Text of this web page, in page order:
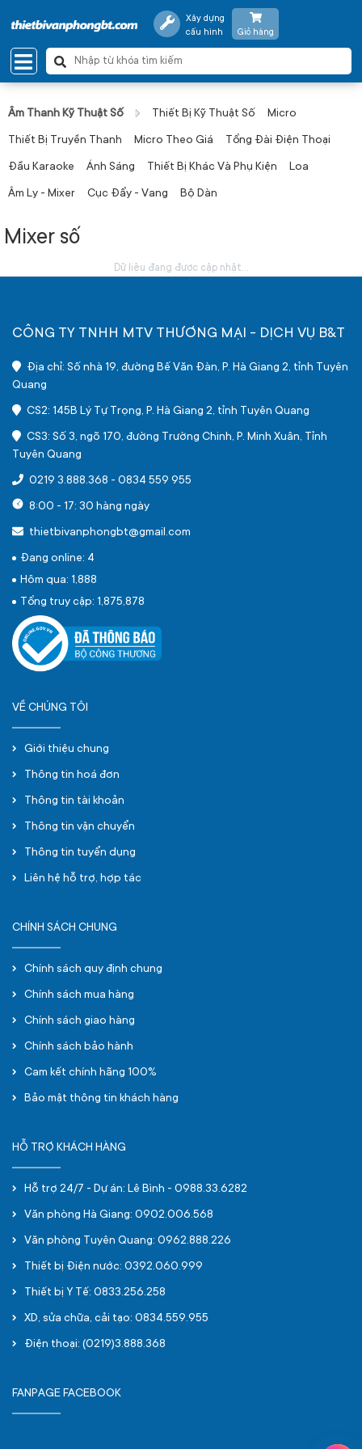
Xây dựng
cấu hình
Giỏ hàng
Âm Thanh Kỹ Thuật Số Thiết Bị Kỹ Thuật Số Micro
Thiết Bị Truyền Thanh Micro Theo Giá Tổng Đài Điện Thoại
Đầu Karaoke Ánh Sáng Thiết Bị Khác Và Phụ Kiện Loa
Âm Ly - Mixer Cục Đẩy - Vang Bộ Dàn
Mixer số
Dữ liệu đang được cập nhật...
CÔNG TY TNHH MTV THƯƠNG MẠI - DỊCH VỤ B&T
Địa chỉ: Số nhà 19, đường Bế Văn Đàn, P. Hà Giang 2, tỉnh Tuyên
Quang
CS2: 145B Lý Tự Trọng, P. Hà Giang 2, tỉnh Tuyên Quang
CS3: Số 3, ngõ 170, đường Trường Chinh, P. Minh Xuân, Tỉnh
Tuyên Quang
0219 3.888.368 - 0834 559 955
8:00 - 17: 30 hàng ngày
thietbivanphongbt@gmail.com
Đang online: 4
Hôm qua: 1,888
Tổng truy cập: 1,875,878
VỀ CHÚNG TÔI
Giới thiệu chung
Thông tin hoá đơn
Thông tin tài khoản
Thông tin vận chuyển
Thông tin tuyển dụng
Liên hệ hỗ trợ, hợp tác
CHÍNH SÁCH CHUNG
Chính sách quy định chung
Chính sách mua hàng
Chính sách giao hàng
Chính sách bảo hành
Cam kết chính hãng 100%
Bảo mật thông tin khách hàng
HỖ TRỢ KHÁCH HÀNG
Hỗ trợ 24/7 - Dự án: Lê Bình - 0988.33.6282
Văn phòng Hà Giang: 0902.006.568
Văn phòng Tuyên Quang: 0962.888.226
Thiết bị Điện nước: 0392.060.999
Thiết bị Y Tế: 0833.256.258
XD, sửa chữa, cải tạo: 0834.559.955
Điện thoại: (0219)3.888.368
FANPAGE FACEBOOK